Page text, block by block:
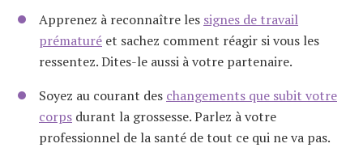
Apprenez à reconnaître les signes de travail
prématuré et sachez comment réagir si vous les
ressentez. Dites-le aussi à votre partenaire.
Soyez au courant des changements que subit votre
corps durant la grossesse. Parlez à votre
professionnel de la santé de tout ce qui ne va pas.